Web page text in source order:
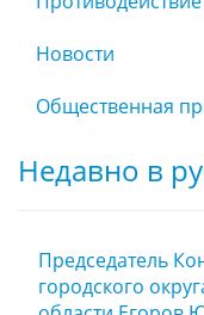
Новости
Общественная
Недавно в
Председатель
городского